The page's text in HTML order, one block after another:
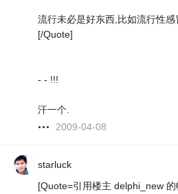
流行未必是好东西,比如流行性感
[/Quote]
- - !!!
汗一个.
2009-04-08
starluck
[Quote=引用楼主 delphi_new 的